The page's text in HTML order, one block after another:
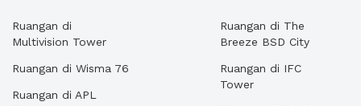
Ruangan di
Multivision Tower
Ruangan di Wisma 76
Ruangan di APL
Ruangan di The
Breeze BSD City
Ruangan di IFC
Tower